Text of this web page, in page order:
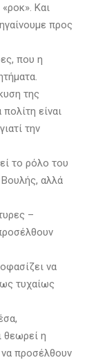
Και
προς
που η
της
είναι
την
το ρόλο του
αλλά
–
να
τυχαίως
θεωρεί η
προσέλθουν